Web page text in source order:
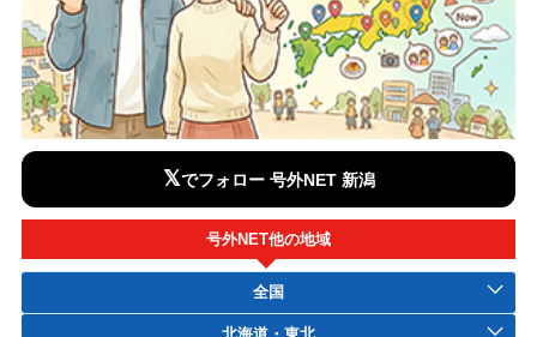
𝕏でフォロー 号外NET 新潟
号外NET他の地域
全国